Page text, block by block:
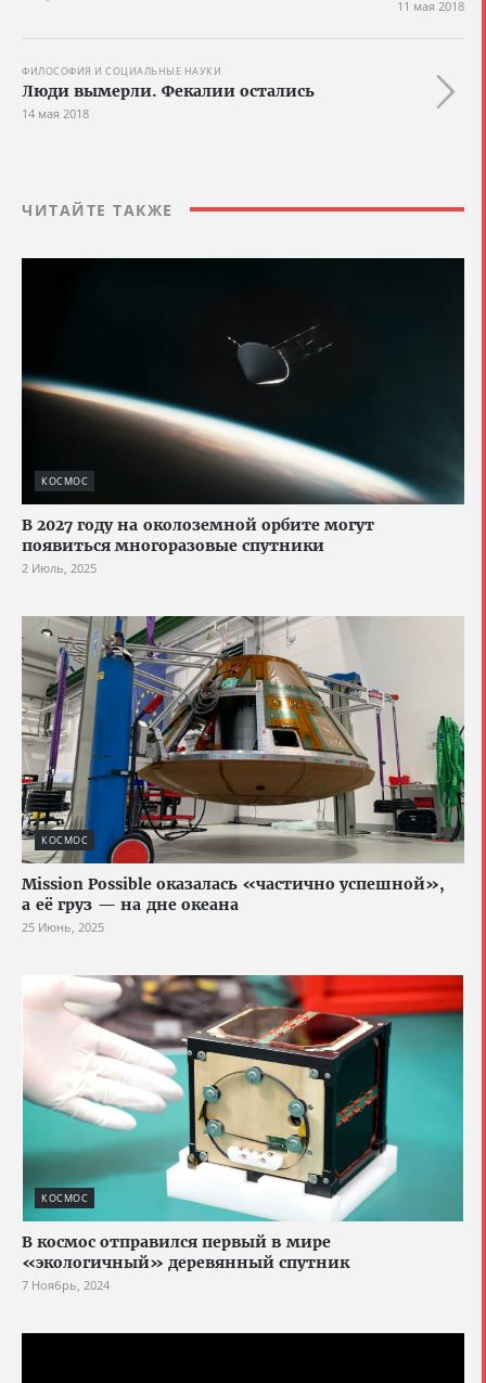
11 мая 2018
ФИЛОСОФИЯ И СОЦИАЛЬНЫЕ НАУКИ
Люди вымерли. Фекалии остались
14 мая 2018
ЧИТАЙТЕ ТАКЖЕ
КОСМОС
В 2027 году на околоземной орбите могут
появиться многоразовые спутники
2 Июль, 2025
КОСМОС
Mission Possible оказалась «частично успешной»,
а её груз — на дне океана
25 Июнь, 2025
КОСМОС
В космос отправился первый в мире
«экологичный» деревянный спутник
7 Ноябрь, 2024